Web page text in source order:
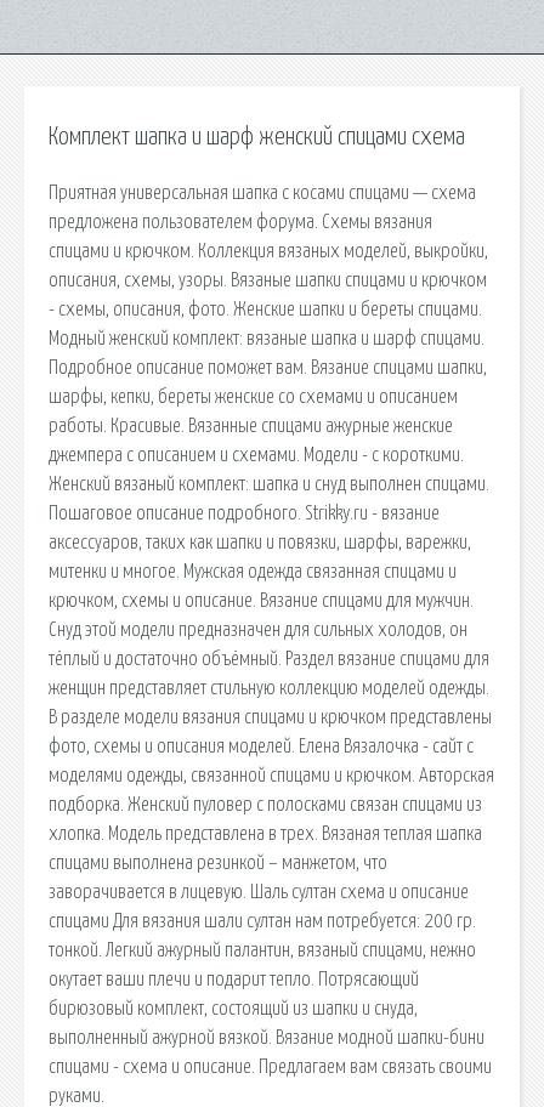
Комплект шапка и шарф женский спицами схема
Приятная универсальная шапка с косами спицами — схема
предложена пользователем форума. Схемы вязания
спицами и крючком. Коллекция вязаных моделей, выкройки,
описания, схемы, узоры. Вязаные шапки спицами и крючком
- схемы, описания, фото. Женские шапки и береты спицами.
Модный женский комплект: вязаные шапка и шарф спицами.
Подробное описание поможет вам. Вязание спицами шапки,
шарфы, кепки, береты женские со схемами и описанием
работы. Красивые. Вязанные спицами ажурные женские
джемпера с описанием и схемами. Модели - с короткими.
Женский вязаный комплект: шапка и снуд выполнен спицами.
Пошаговое описание подробного. Strikky.ru - вязание
аксессуаров, таких как шапки и повязки, шарфы, варежки,
митенки и многое. Мужская одежда связанная спицами и
крючком, схемы и описание. Вязание спицами для мужчин.
Снуд этой модели предназначен для сильных холодов, он
тёплый и достаточно объёмный. Раздел вязание спицами для
женщин представляет стильную коллекцию моделей одежды.
В разделе модели вязания спицами и крючком представлены
фото, схемы и описания моделей. Елена Вязалочка - сайт с
моделями одежды, связанной спицами и крючком. Авторская
подборка. Женский пуловер с полосками связан спицами из
хлопка. Модель представлена в трех. Вязаная теплая шапка
спицами выполнена резинкой – манжетом, что
заворачивается в лицевую. Шаль султан схема и описание
спицами Для вязания шали султан нам потребуется: 200 гр.
тонкой. Легкий ажурный палантин, вязаный спицами, нежно
окутает ваши плечи и подарит тепло. Потрясающий
бирюзовый комплект, состоящий из шапки и снуда,
выполненный ажурной вязкой. Вязание модной шапки-бини
спицами - схема и описание. Предлагаем вам связать своими
руками.